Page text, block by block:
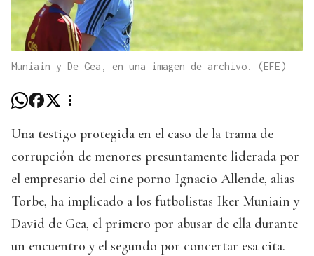
Muniain y De Gea, en una imagen de archivo. (EFE)
Una testigo protegida en el caso de la trama de
corrupción de menores presuntamente liderada por
el empresario del cine porno Ignacio Allende, alias
Torbe, ha implicado a los futbolistas Iker Muniain y
David de Gea, el primero por abusar de ella durante
un encuentro y el segundo por concertar esa cita.